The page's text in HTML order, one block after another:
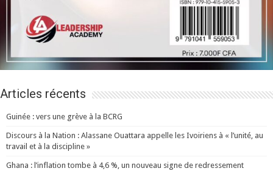
Articles récents
Guinée : vers une grève à la BCRG
Discours à la Nation : Alassane Ouattara appelle les Ivoiriens à « l’unité, au
travail et à la discipline »
Ghana : l’inflation tombe à 4,6 %, un nouveau signe de redressement